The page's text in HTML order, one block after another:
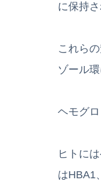
に保持さ
これら
ゾール
ヘモグ
ヒトに
はHBA1